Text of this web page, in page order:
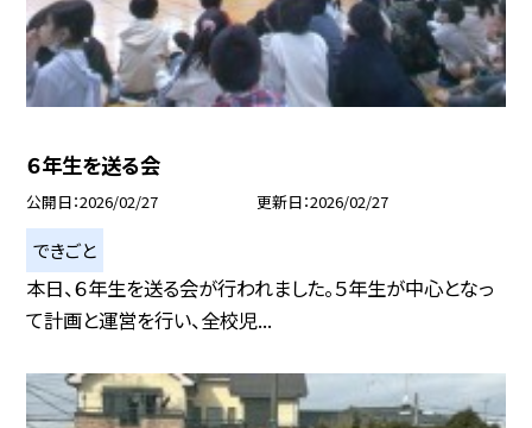
６年生を送る会
公開日 2026/02/27 更新日 2026/02/27
できごと
本日、６年生を送る会が行われました。５年生が中心となっ
て計画と運営を行い、全校児...